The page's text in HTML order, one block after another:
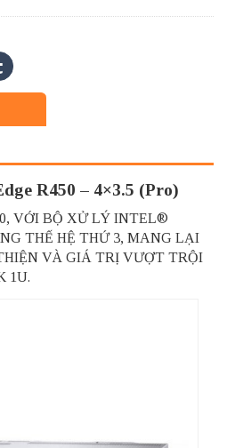
R450 – 4×3.5 (Pro)
VỚI BỘ XỬ LÝ INTEL®
THẾ HỆ THỨ 3, MANG LẠI
VÀ GIÁ TRỊ VƯỢT TRỘI
1U.